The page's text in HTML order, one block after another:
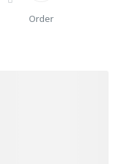
Order